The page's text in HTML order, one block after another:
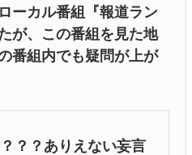
ーカル番組『報道ラン
が、この番組を見た地
番組内でも疑問が上が
？？ありえない妄言